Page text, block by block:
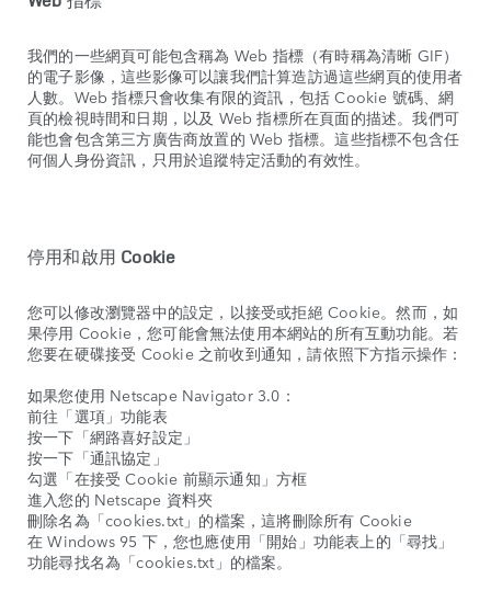
我們的一些網頁可能包含稱為 Web 指標（有時稱為清晰 GIF）
的電子影像，這些影像可以讓我們計算造訪過這些網頁的使用者
人數。Web 指標只會收集有限的資訊，包括 Cookie 號碼、網
頁的檢視時間和日期，以及 Web 指標所在頁面的描述。我們可
能也會包含第三方廣告商放置的 Web 指標。這些指標不包含任
何個人身份資訊，只用於追蹤特定活動的有效性。
停用和啟用 Cookie
您可以修改瀏覽器中的設定，以接受或拒絕 Cookie。然而，如
果停用 Cookie，您可能會無法使用本網站的所有互動功能。若
您要在硬碟接受 Cookie 之前收到通知，請依照下方指示操作：
如果您使用 Netscape Navigator 3.0：
前往「選項」功能表
按一下「網路喜好設定」
按一下「通訊協定」
勾選「在接受 Cookie 前顯示通知」方框
進入您的 Netscape 資料夾
刪除名為「cookies.txt」的檔案，這將刪除所有 Cookie
在 Windows 95 下，您也應使用「開始」功能表上的「尋找」
功能尋找名為「cookies.txt」的檔案。